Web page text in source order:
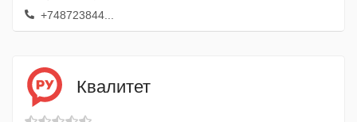
+748723844...
Квалитет